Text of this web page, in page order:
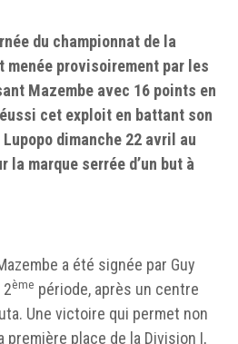
du championnat de la
menée provisoirement par les
Mazembe avec 16 points en
cet exploit en battant son
dimanche 22 avril au
la marque serrée d’un but à
a été signée par Guy
ème période, après un centre
Une victoire qui permet non
place de la Division I,